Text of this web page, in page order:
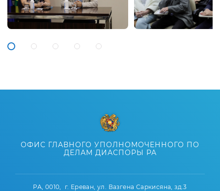
ОФИС ГЛАВНОГО УПОЛНОМОЧЕННОГО ПО
ДЕЛАМ ДИАСПОРЫ РА
РА, 0010, г. Ереван, ул. Вазгена Саркисяна, зд.3